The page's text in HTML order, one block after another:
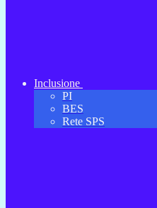
Inclusione
PI
BES
Rete SPS